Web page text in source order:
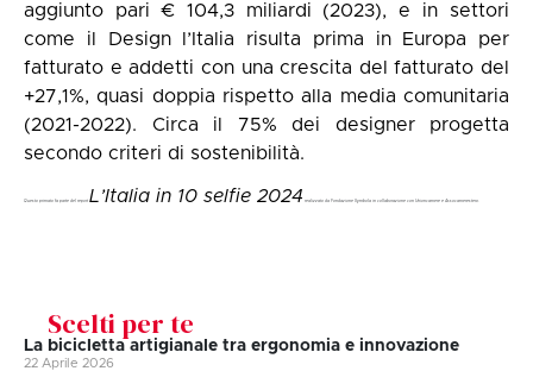
aggiunto pari € 104,3 miliardi (2023), e in settori
come il Design l’Italia risulta prima in Europa per
fatturato e addetti con una crescita del fatturato del
+27,1%, quasi doppia rispetto alla media comunitaria
(2021-2022). Circa il 75% dei designer progetta
secondo criteri di sostenibilità.
Questo primato fa parte del report L’Italia in 10 selfie 2024 realizzato da Fondazione Symbola in collaborazione con Unioncamere e Assocamerestero.
Scelti per te
La bicicletta artigianale tra ergonomia e innovazione
22 Aprile 2026